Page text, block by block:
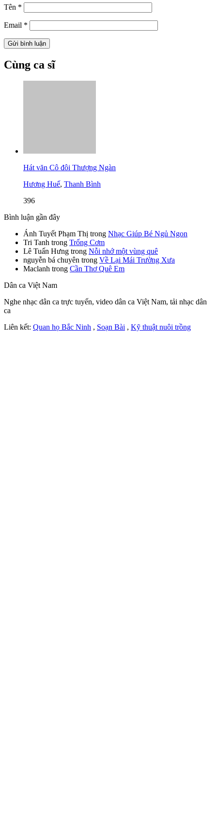
Tên *
Email *
Cùng ca sĩ
Hát văn Cô đôi Thượng Ngàn
Hương Huế, Thanh Bình
396
Bình luận gần đây
Ánh Tuyết Phạm Thị trong Nhạc Giúp Bé Ngủ Ngon
Tri Tanh trong Trống Cơm
Lê Tuấn Hưng trong Nỗi nhớ một vùng quê
nguyễn bá chuyên trong Về Lại Mái Trường Xưa
Maclanh trong Cần Thơ Quê Em
Dân ca Việt Nam
Nghe nhạc dân ca trực tuyến, video dân ca Việt Nam, tải nhạc dân
ca
Liên kết: Quan họ Bắc Ninh , Soạn Bài , Kỹ thuật nuôi trồng